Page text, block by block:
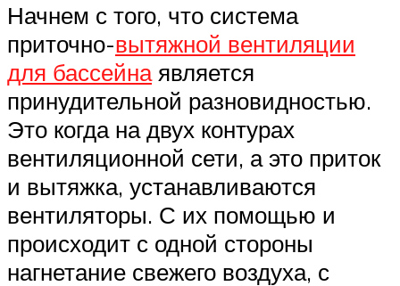
Начнем с того, что система
приточно-вытяжной вентиляции
для бассейнаявляется
принудительной разновидностью.
Это когда на двух контурах
вентиляционной сети, а это приток
и вытяжка, устанавливаются
вентиляторы. С их помощью и
происходит с одной стороны
нагнетание свежего воздуха, с